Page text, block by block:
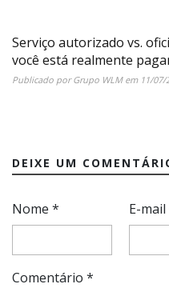
Serviço autorizado vs.
você está realmente
Publicado porGrupo WLMem 11/07/
DEIXE UM
Nome * E-mail
Comentário *